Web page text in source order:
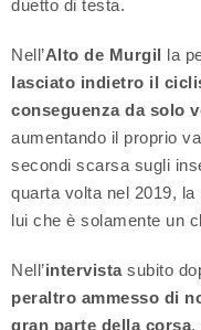
duetto di testa.
Nell’Alto de Murgil la
lasciato indietro il
conseguenza da solo
aumentando il proprio
secondi scarsa sugli
quarta volta nel 2019,
lui che è solamente un
Nell’intervistasubito
peraltro ammesso di
gran parte della corsa,